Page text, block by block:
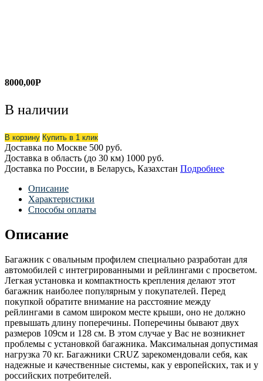
8000,00Р
В наличии
В корзину Купить в 1 клик
Доставка по Москве 500 руб.
Доставка в область (до 30 км) 1000 руб.
Доставка по России, в Беларусь, Казахстан Подробнее
Описание
Характеристики
Способы оплаты
Описание
Багажник с овальным профилем специально разработан для
автомобилей с интегрированными и рейлингами с просветом.
Легкая установка и компактность крепления делают этот
багажник наиболее популярным у покупателей. Перед
покупкой обратите внимание на расстояние между
рейлингами в самом широком месте крыши, оно не должно
превышать длину поперечины. Поперечины бывают двух
размеров 109см и 128 см. В этом случае у Вас не возникнет
проблемы с установкой багажника. Максимальная допустимая
нагрузка 70 кг. Багажники CRUZ зарекомендовали себя, как
надежные и качественные системы, как у европейских, так и у
российских потребителей.